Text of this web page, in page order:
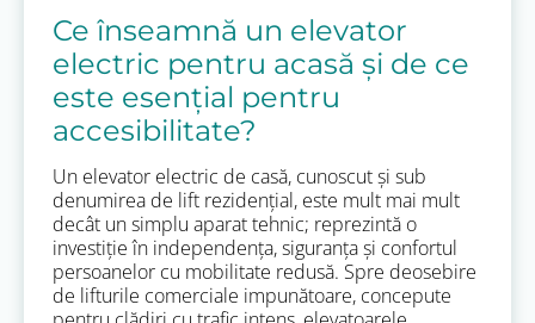
Ce înseamnă un elevator
electric pentru acasă și de ce
este esențial pentru
accesibilitate?
Un elevator electric de casă, cunoscut și sub
denumirea de lift rezidențial, este mult mai mult
decât un simplu aparat tehnic; reprezintă o
investiție în independența, siguranța și confortul
persoanelor cu mobilitate redusă. Spre deosebire
de lifturile comerciale impunătoare, concepute